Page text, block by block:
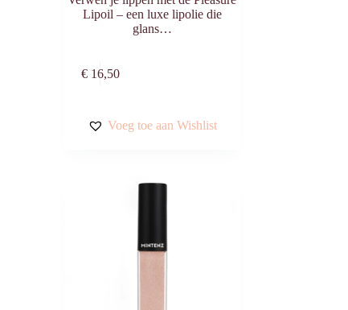
Lipoil – een luxe lipolie die
glans…
€16,50
Voeg toe aan Wishlist